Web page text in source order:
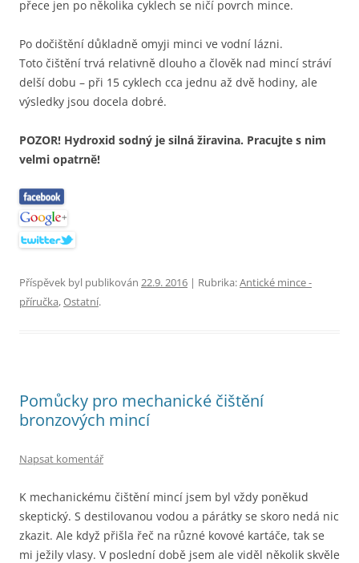
přece jen po několika cyklech se ničí povrch mince.
Po dočištění důkladně omyji minci ve vodní lázni.
Toto čištění trvá relativně dlouho a člověk nad mincí stráví
delší dobu – při 15 cyklech cca jednu až dvě hodiny, ale
výsledky jsou docela dobré.
POZOR! Hydroxid sodný je silná žiravina. Pracujte s nim
velmi opatrně!
Příspěvek byl publikován 22.9. 2016 | Rubrika:Antické mince -
příručka,Ostatní.
Pomůcky pro mechanické čištění
bronzových mincí
Napsat komentář
K mechanickému čištění mincí jsem byl vždy poněkud
skeptický. S destilovanou vodou a párátky se skoro nedá nic
zkazit. Ale když přišla řeč na různé kovové kartáče, tak se
mi ježily vlasy. V poslední době jsem ale viděl několik skvěle